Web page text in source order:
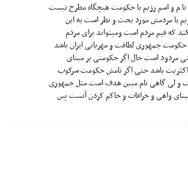
م و اسم رژیم یا حکومت هیچگاه مطرح نیست
با مردمش مورد بحث و نظر است به این
که قیم مردم است ومیتواند برای مردم
جمهوری لطافت و مهربانی ایران باشد
مردود است حال اگر حکومتی بر مبنای
باشد حتی اگر نامش حکومت سرکوب
و لی گاهی نام مبین هدف است مثل جمهوری
واهی و خرافات و حاکم کردن آنست پس